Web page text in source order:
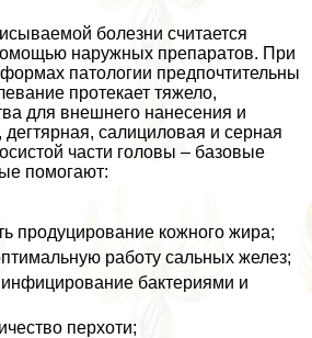
болезни считается
наружных препаратов. При
патологии предпочтительны
протекает тяжело,
для внешнего нанесения и
салициловая и серная
части головы – базовые
помогают:
продуцирование кожного жира;
работу сальных желез;
инфицирование бактериями и
перхоти;